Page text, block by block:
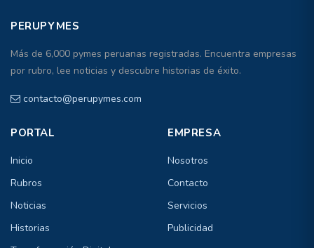
PERUPYMES
Más de 6,000 pymes peruanas registradas. Encuentra empresas
por rubro, lee noticias y descubre historias de éxito.
contacto@perupymes.com
PORTAL
Inicio
Rubros
Noticias
Historias
EMPRESA
Nosotros
Contacto
Servicios
Publicidad